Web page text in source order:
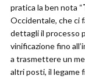
pratica la ben nota “
Occidentale, che ci
dettagli il processo
vinificazione fino
a trasmettere un
altri posti, il legame